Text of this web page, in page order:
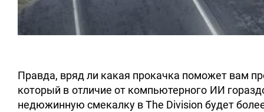
Правда, вряд ли какая прокачка поможет вам
который в отличие от компьютерного ИИ
недюжинную смекалку в The Division будет